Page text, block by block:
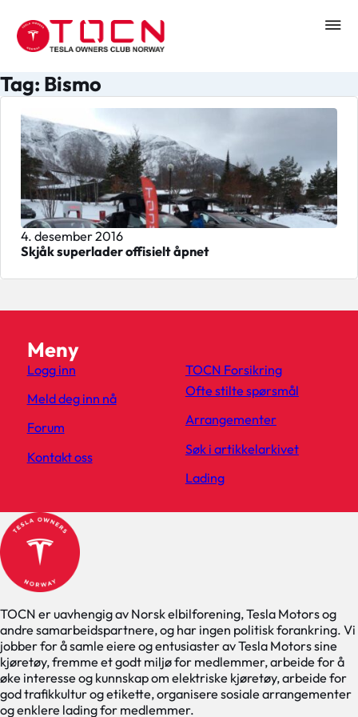
Tag: Bismo
4. desember 2016
Skjåk superlader offisielt åpnet
TOCN er uavhengig av Norsk elbilforening, Tesla Motors og
andre samarbeidspartnere, og har ingen politisk forankring. Vi
jobber for å samle eiere og entusiaster av Tesla Motors sine
kjøretøy, fremme et godt miljø for medlemmer, arbeide for å
øke interesse og kunnskap om elektriske kjøretøy, arbeide for
god trafikkultur og etikette, organisere sosiale arrangementer
og enklere lading for medlemmer.
Meny
Logg inn
Meld deg inn nå
Forum
Kontakt oss
TOCN Forsikring
Ofte stilte spørsmål
Arrangementer
Søk i artikkelarkivet
Lading